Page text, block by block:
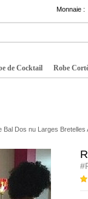
Monnaie :
de Cocktail Robe
Bal Dos nu Larges